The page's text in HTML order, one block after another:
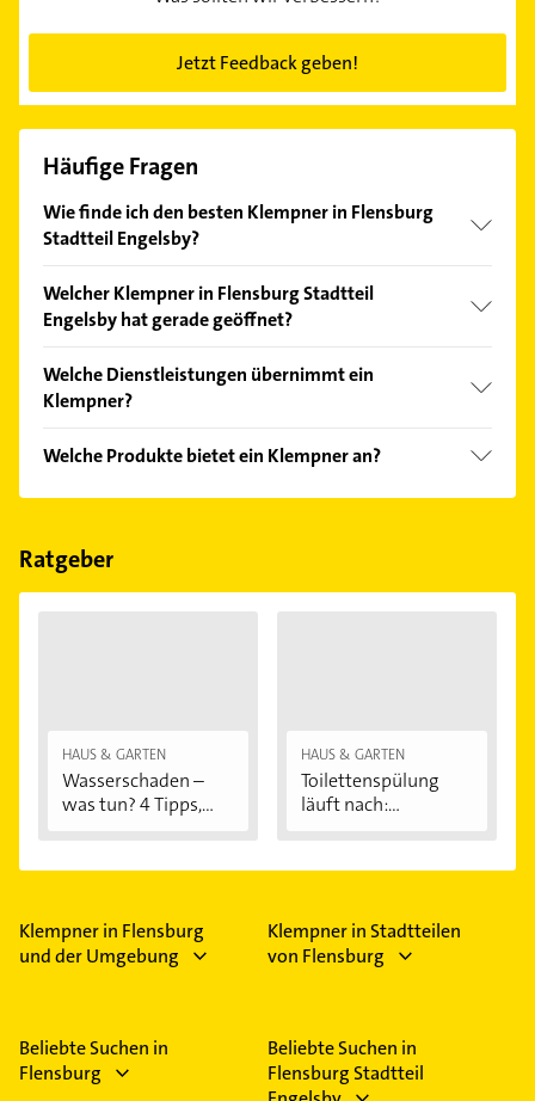
Jetzt Feedback geben!
Häufige Fragen
Wie finde ich den besten Klempner in Flensburg
Stadtteil Engelsby?
Kundenmeinungen und profitieren Sie von den
Empfehlungen. Die Suchergebnisse können Sie sich
Welcher Klempner in Flensburg Stadtteil
Engelsby hat gerade geöffnet?
Bitte beachten Sie, dass diese an Sonn- und
Feiertagen abweichen können.
Welche Dienstleistungen übernimmt ein
Klempner?
Installationen für die Abwasserentsorgung,
Installationen für die Wasserversorgung,
Welche Produkte bietet ein Klempner an?
Das Angebot umfasst unter anderem Gasheizungen,
Ratgeber
HAUS & GARTEN
Wasserschaden –
was tun? 4 Tipps,...
HAUS & GARTEN
Toilettenspülung
läuft nach:...
Klempner in Flensburg
und der Umgebung
Klempner in Stadtteilen
von Flensburg
Beliebte Suchen in
Flensburg
Beliebte Suchen in
Flensburg Stadtteil